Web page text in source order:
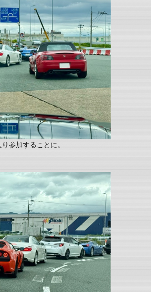
参加することに。